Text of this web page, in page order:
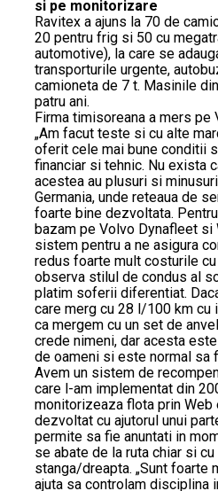
si pe monitorizare
Ravitex a ajuns la 70 de
20 pentru frig si 50 cu
automotive), la care se
transporturile urgente,
camioneta de 7 t. Masinile
patru ani.
Firma timisoreana a mers
„Am facut teste si cu alte
oferit cele mai bune conditii
financiar si tehnic. Nu exista
acestea au plusuri si
Germania, unde reteaua de
foarte bine dezvoltata.
bazam pe Volvo Dynafleet si
sistem pentru a ne asigura
redus foarte mult costurile
observa stilul de condus al
platim soferii diferentiat.
care merg cu 28 l/100 km cu
ca mergem cu un set de
crede nimeni, dar acesta
de oameni si este normal sa
Avem un sistem de
care l-am implementat din
monitorizeaza flota prin Web
dezvoltat cu ajutorul unui
permite sa fie anuntati in
se abate de la ruta chiar si
stanga/dreapta. „Sunt foarte
ajuta sa controlam disciplina